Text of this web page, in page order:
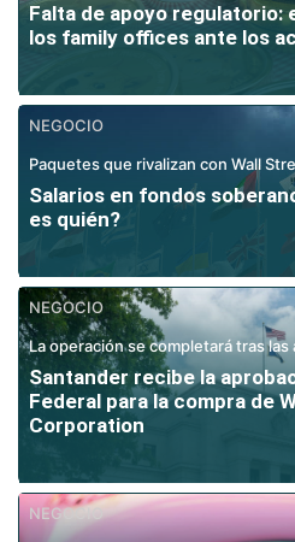
Falta de apoyo regulatorio:
los family offices ante los
NEGOCIO
Paquetes que rivalizan con Wall
Salarios en fondos
es quién?
NEGOCIO
La operación se completará tras
Santander recibe la
Federal para la compra de
Corporation
NEGOCIO